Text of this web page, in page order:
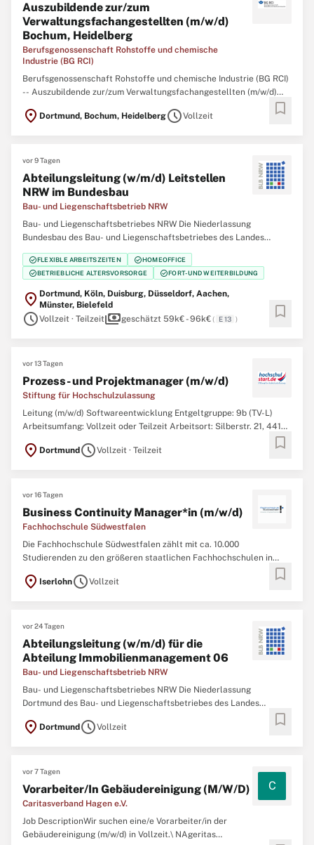
Auszubildende zur/zum
Verwaltungsfachangestellten (m/w/d)
Bochum, Heidelberg
Berufsgenossenschaft Rohstoffe und chemische
Industrie (BG RCI)
Berufsgenossenschaft Rohstoffe und chemische Industrie (BG RCI)
-- Auszubildende zur/zum Verwaltungsfachangestellten (m/w/d)
Beginnen Sie Ihre Ausbildung in der Sozialversicherung! Die BG RCI
location_on Dortmund, Bochum, HeidelbergscheduleVollzeit bookmark
vor 9 Tagen
Abteilungsleitung (w/m/d) Leitstellen
NRW im Bundesbau
Bau- und Liegenschaftsbetrieb NRW
Bau- und Liegenschaftsbetriebes NRW Die Niederlassung
Bundesbau des Bau- und Liegenschaftsbetriebes des Landes
Nordrhein‑Westfalen (BLB NRW) sucht zum nächstmöglichen
Zeitpunkt eine Abteilungsleitung (w/m/d) Leitstellen NRW im
Bundesbau Der Bau- und Liegenschaftsbetrieb NRW ist Eigentümer,
check_circleFLEXIBLE ARBEITSZEITEN check_circleHOMEOFFICE
check_circleBETRIEBLICHE ALTERSVORSORGE check_circleFORT- UND WEITERBILDUNG
location_on Dortmund, Köln, Duisburg, Düsseldorf, Aachen,
Münster, Bielefeld
scheduleVollzeit · Teilzeitpaymentsgeschätzt 59k€ - 96k€( E 13 ) bookmark
vor 13 Tagen
Prozess- und Projektmanager (m/w/d)
Stiftung für Hochschulzulassung
Leitung (m/w/d) Softwareentwicklung Entgeltgruppe: 9b (TV-L)
Arbeitsumfang: Vollzeit oder Teilzeit Arbeitsort: Silberstr. 21, 44137
finden es spannend, die digitale Transformation der
location_on Dortmund scheduleVollzeit · Teilzeit bookmark
vor 16 Tagen
Business Continuity Manager*in (m/w/d)
Fachhochschule Südwestfalen
Die Fachhochschule Südwestfalen zählt mit ca. 10.000
Studierenden zu den größeren staatlichen Fachhochschulen in
Nordrhein-Westfalen. Rund 300 Mitarbeiterinnen und Mitarbeiter in
Technik und Verwaltung arbeiten an den Hochschulstandorten
location_on IserlohnscheduleVollzeit bookmark
vor 24 Tagen
Abteilungsleitung (w/m/d) für die
Abteilung Immobilienmanagement 06
Bau- und Liegenschaftsbetrieb NRW
Bau- und Liegenschaftsbetriebes NRW Die Niederlassung
Dortmund des Bau- und Liegenschaftsbetriebes des Landes
Zeitpunkt eine Abteilungsleitung (w/m/d) für die Abteilung
location_on Dortmund scheduleVollzeit bookmark
vor 7 Tagen
Vorarbeiter/In Gebäudereinigung (M/W/D)
Caritasverband Hagen e.V.
C
Job DescriptionWir suchen eine/e Vorarbeiter/in der
Gebäudereinigung (m/w/d) in Vollzeit.\ NAgeritas